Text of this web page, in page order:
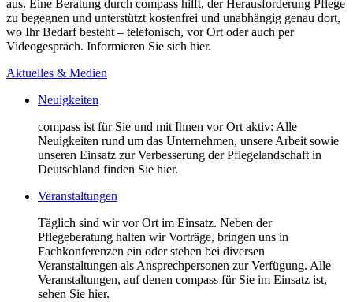
aus. Eine Beratung durch compass hilft, der Herausforderung Pflege
zu begegnen und unterstützt kostenfrei und unabhängig genau dort,
wo Ihr Bedarf besteht – telefonisch, vor Ort oder auch per
Videogespräch. Informieren Sie sich hier.
Aktuelles & Medien
Neuigkeiten
compass ist für Sie und mit Ihnen vor Ort aktiv: Alle
Neuigkeiten rund um das Unternehmen, unsere Arbeit sowie
unseren Einsatz zur Verbesserung der Pflegelandschaft in
Deutschland finden Sie hier.
Veranstaltungen
Täglich sind wir vor Ort im Einsatz. Neben der
Pflegeberatung halten wir Vorträge, bringen uns in
Fachkonferenzen ein oder stehen bei diversen
Veranstaltungen als Ansprechpersonen zur Verfügung. Alle
Veranstaltungen, auf denen compass für Sie im Einsatz ist,
sehen Sie hier.